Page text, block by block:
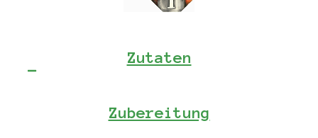
Zutaten
Zubereitung